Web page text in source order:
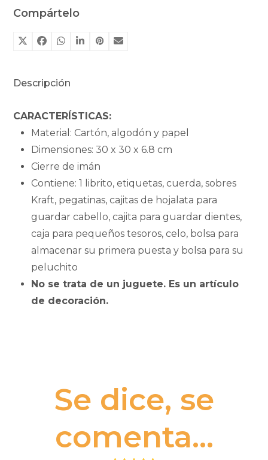
Compártelo
Descripción
CARACTERÍSTICAS:
Material: Cartón, algodón y papel
Dimensiones: 30 x 30 x 6.8 cm
Cierre de imán
Contiene: 1 librito, etiquetas, cuerda, sobres
Kraft, pegatinas, cajitas de hojalata para
guardar cabello, cajita para guardar dientes,
caja para pequeños tesoros, celo, bolsa para
almacenar su primera puesta y bolsa para su
peluchito
No se trata de un juguete. Es un artículo
de decoración.
Se dice, se
comenta...